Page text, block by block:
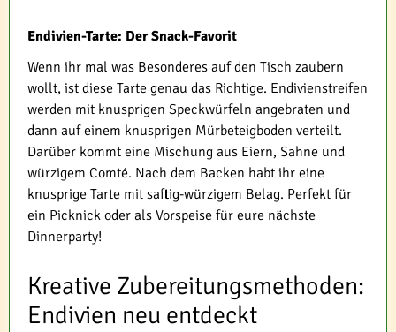
Endivien-Tarte: Der Snack-Favorit
Wenn ihr mal was Besonderes auf den Tisch zaubern
wollt, ist diese Tarte genau das Richtige. Endivienstreifen
werden mit knusprigen Speckwürfeln angebraten und
dann auf einem knusprigen Mürbeteigboden verteilt.
Darüber kommt eine Mischung aus Eiern, Sahne und
würzigem Comté. Nach dem Backen habt ihr eine
knusprige Tarte mit saftig-würzigem Belag. Perfekt für
ein Picknick oder als Vorspeise für eure nächste
Dinnerparty!
Kreative Zubereitungsmethoden:
Endivien neu entdeckt